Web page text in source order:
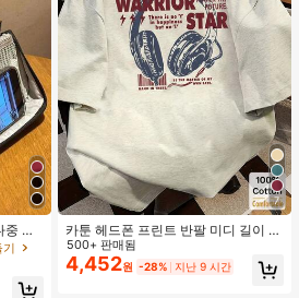
구
크업
내구
기
7
카툰 헤드폰 프린트 반팔 미디 길이 티
셔츠, 여성 여름 패션 캐주얼 상의
500+ 판매됨
4,452원 -28% 지난 9 시간